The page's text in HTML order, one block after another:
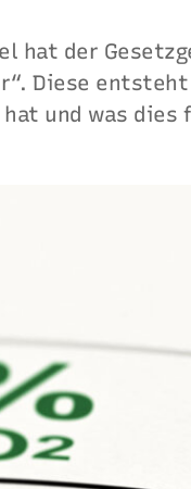
hat der
Diese
hat und was dies